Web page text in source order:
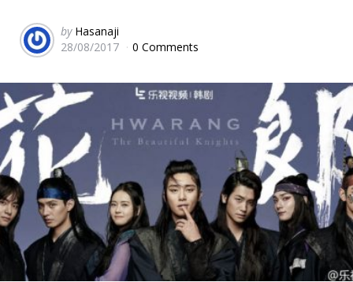
Posted
by
by Hasanaji
28/08/2017
0 Comments